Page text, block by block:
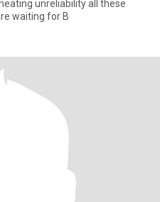
unreliability all these
waiting for B